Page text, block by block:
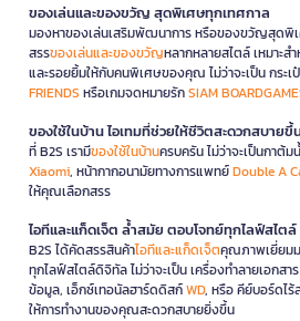
ของเล่นและของขวัญ สุดพิเศษทุกเทศกาล
มองหาของเล่นเสริมพัฒนาการ หรือของขวัญสุดพิเ
สรรของเล่นและของขวัญหลากหลายสไตล์ เหมาะ
และรอยยิ้มให้กับคนพิเศษของคุณ ไม่ว่าจะเป็น กระ
FRIENDS หรือเกมจดหมายรักSIAM
ของใช้ในบ้าน ไอเทมที่ช่วยให้ชีวิตสะดวกสบายขึ้
ที่ B2S เรามีของใช้ในบ้านครบครัน ไม่ว่าจะเป็นกาต้ม
Xiaomi, หน้ากากอนามัยทางการแพทย์Double A
ให้คุณเลือกสรร
ไอทีและแก็ดเจ็ต ล้ำสมัย ตอบโจทย์ทุกไลฟ์สไตล์
B2S ได้คัดสรรสินค้าไอทีและแก็ดเจ็ตคุณภาพเยี่ยม
ทุกไลฟ์สไตล์ดิจิทัล ไม่ว่าจะเป็น เครื่องทำลายเอกสาร
ข้อมูล, เอ็กซ์เทอนัลฮาร์ดดิสก์WD, หรือ คีย์บอร์ดไร้
ให้การทำงานของคุณสะดวกสบายยิ่งขึ้น